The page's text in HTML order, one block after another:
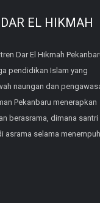
EL HIKMAH
Dar El Hikmah
pendidikan Islam yang
naungan dan
Pekanbaru menerapkan
berasrama, dimana santri
asrama selama menempuh